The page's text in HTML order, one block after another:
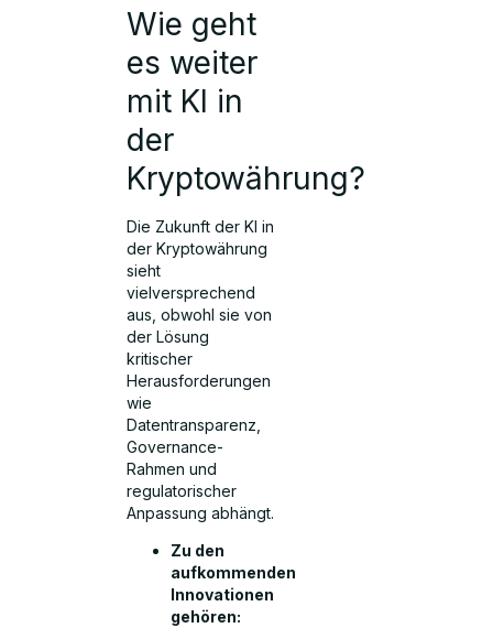
Wie geht
es weiter
mit KI in
der
Kryptowährung?
Die Zukunft der KI in
der Kryptowährung
sieht
vielversprechend
aus, obwohl sie von
der Lösung
kritischer
Herausforderungen
wie
Datentransparenz,
Governance-
Rahmen und
regulatorischer
Anpassung abhängt.
Zu den
aufkommenden
Innovationen
gehören: